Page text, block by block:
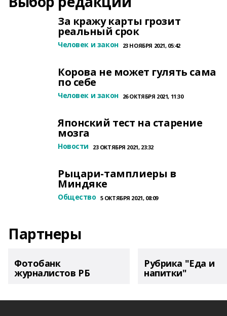
За кражу карты грозит
реальный срок
Человек и закон 23 НОЯБРЯ 2021, 05:42
Корова не может гулять сама
по себе
Человек и закон 26 ОКТЯБРЯ 2021, 11:30
Японский тест на старение
мозга
Новости 23 ОКТЯБРЯ 2021, 23:32
Рыцари-тамплиеры в
Миндяке
Общество 5 ОКТЯБРЯ 2021, 08:09
Партнеры
Фотобанк
журналистов РБ
Рубрика "Еда и
напитки"